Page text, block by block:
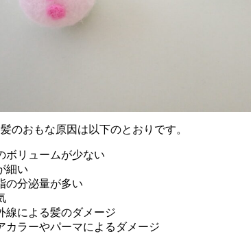
のおもな原因は以下のとおりです。
ボリュームが少ない
細い
の分泌量が多い
線による髪のダメージ
カラーやパーマによるダメージ